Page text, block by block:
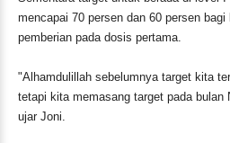
mencapai 70 persen dan 60 persen
pemberian pada dosis pertama.
"Alhamdulillah sebelumnya target kita
tetapi kita memasang target pada bulan
ujar Joni.